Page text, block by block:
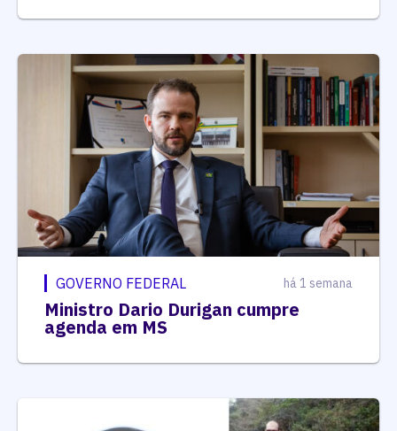
GOVERNO FEDERAL há 1 semana
Ministro Dario Durigan cumpre
agenda em MS